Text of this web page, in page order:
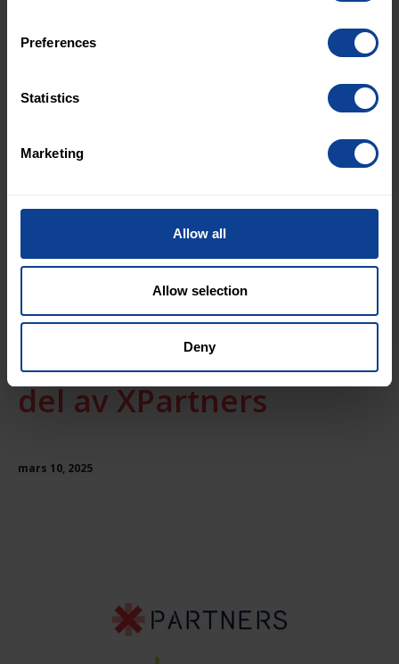
Preferences
Statistics
Marketing
Allow all
Allow selection
Deny
NT Consulting blir en
del av XPartners
mars 10, 2025